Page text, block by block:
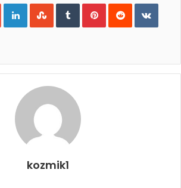
Google+LinkedInStumbleUpon
TumblrPinterestReddit
kozmik1